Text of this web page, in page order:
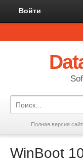
Войти
Полная версия
WinBoot